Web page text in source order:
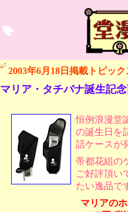
2003年6月18日掲載トピック
マリア・タチバナ誕生記
恒例浪漫堂
の誕生日を
話ケースが
帝都花組の
ご好評頂い
たい逸品で
マリアの